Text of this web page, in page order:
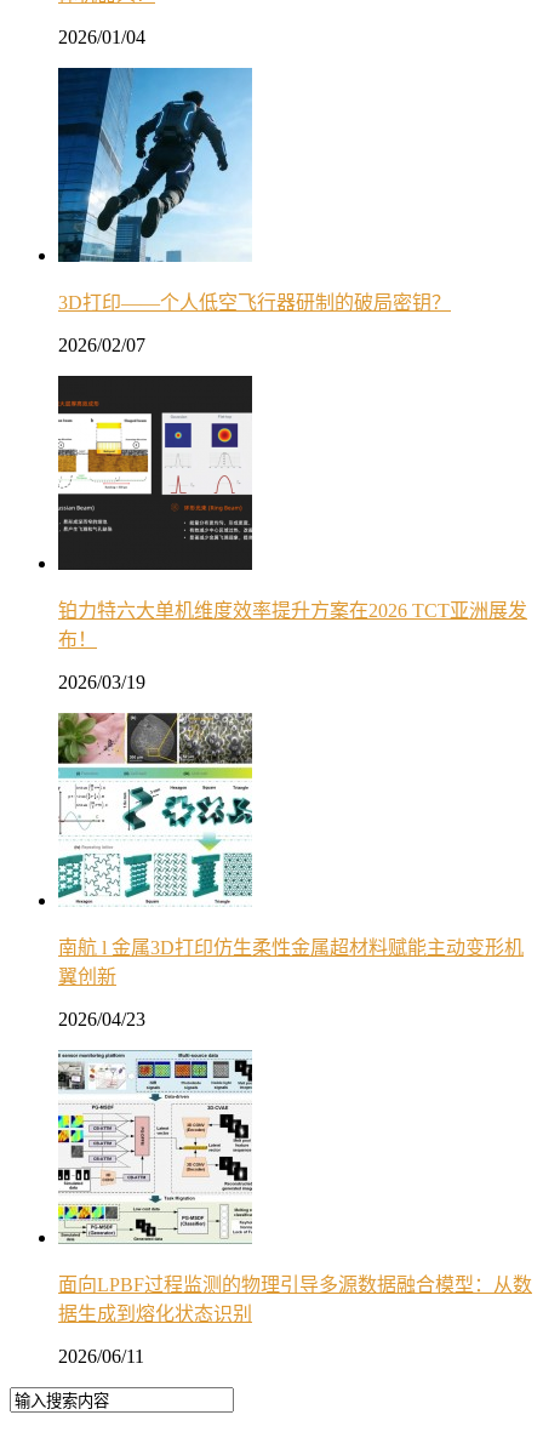
2026/01/04
3D打印——个人低空飞行器研制的破局密钥？
2026/02/07
铂力特六大单机维度效率提升方案在2026 TCT亚洲展发
布！
2026/03/19
南航 l 金属3D打印仿生柔性金属超材料赋能主动变形机
翼创新
2026/04/23
面向LPBF过程监测的物理引导多源数据融合模型：从数
据生成到熔化状态识别
2026/06/11